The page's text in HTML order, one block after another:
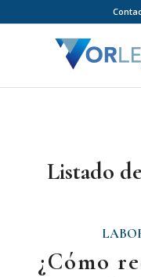
Listado
¿Cómo